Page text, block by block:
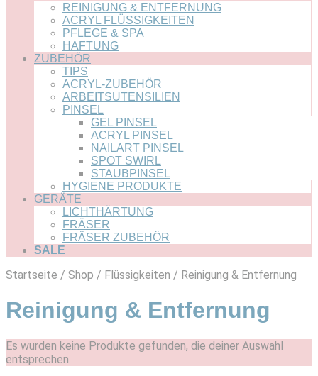
REINIGUNG & ENTFERNUNG
ACRYL FLÜSSIGKEITEN
PFLEGE & SPA
HAFTUNG
ZUBEHÖR
TIPS
ACRYL-ZUBEHÖR
ARBEITSUTENSILIEN
PINSEL
GEL PINSEL
ACRYL PINSEL
NAILART PINSEL
SPOT SWIRL
STAUBPINSEL
HYGIENE PRODUKTE
GERÄTE
LICHTHÄRTUNG
FRÄSER
FRÄSER ZUBEHÖR
SALE
Startseite / Shop / Flüssigkeiten / Reinigung & Entfernung
Reinigung & Entfernung
Es wurden keine Produkte gefunden, die deiner Auswahl
entsprechen.